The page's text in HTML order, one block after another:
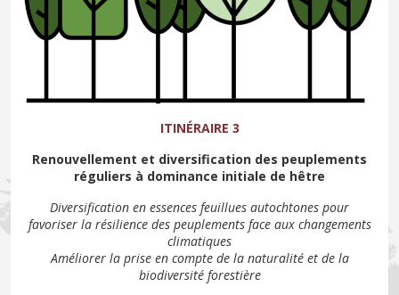
ITINÉRAIRE 3
Renouvellement et diversification des peuplements
réguliers à dominance initiale de hêtre
Diversification en essences feuillues autochtones pour
favoriser la résilience des peuplements face aux changements
climatiques
Améliorer la prise en compte de la naturalité et de la
biodiversité forestière